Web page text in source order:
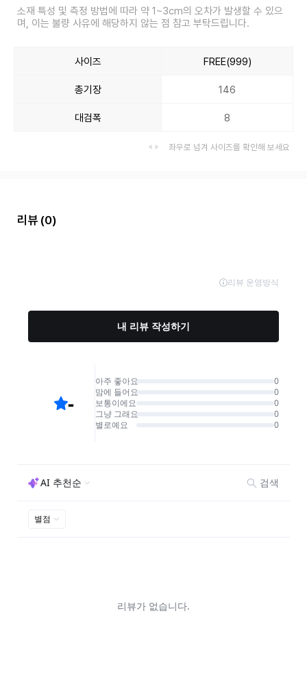
소재 특성 및 측정 방법에 따라 약 1~3cm의 오차가 발생할 수 있으
며, 이는 불량 사유에 해당하지 않는 점 참고 부탁드립니다.
사이즈 FREE(999)
총기장 146
대검폭 8
좌우로 넘겨 사이즈를 확인해 보세요
리뷰 (0)